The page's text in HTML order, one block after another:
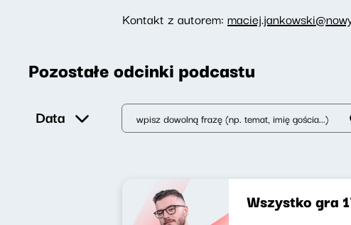
Kontakt z autorem:
Pozostałe odcinki podcastu
Data
Wszystko gra